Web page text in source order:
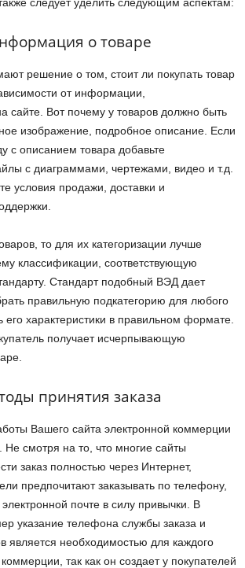
о товаре
решение о том, стоит ли покупать товар
от информации,
сайте. Вот почему у товаров должно быть
изображение, подробное описание. Если
с описанием товара добавьте
с диаграммами, чертежами, видео и т.д.
условия продажи, доставки и
то для их категоризации лучше
классификации, соответствующую
Стандарт подобный ВЭД дает
правильную подкатегорию для любого
его характеристики в правильном формате.
получает исчерпывающую
принятия заказа
Вашего сайта электронной коммерции
. Не смотря на то, что многие сайты
заказ полностью через Интернет,
предпочитают заказывать по телефону,
почте в силу привычки. В
указание телефона службы заказа и
является необходимостью для каждого
так как он создает у покупателей